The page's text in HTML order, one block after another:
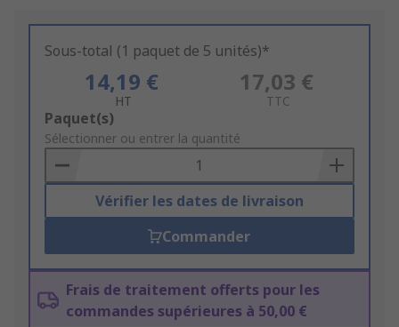
Sous-total (1 paquet de 5 unités)*
14,19 €
HT
17,03 €
TTC
Add
to
Basket
Paquet(s)
Sélectionner ou entrer la quantité
Vérifier les dates de livraison
Commander
Frais de traitement offerts pour les
commandes supérieures à 50,00 €